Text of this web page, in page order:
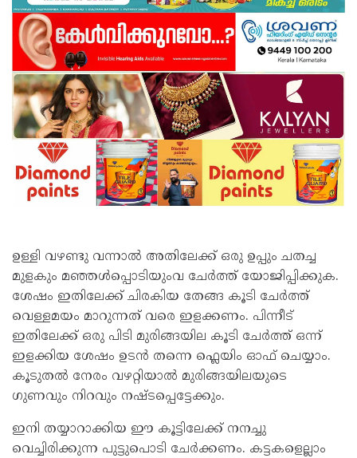
ഉള്ളി വഴണ്ടു വന്നാൽ അതിലേക്ക് ഒരു ഉപ്പും ചതച്ച
മുളകും മഞ്ഞൾപ്പൊടിയുംവ ചേർത്ത് യോജിപ്പിക്കുക.
ശേഷം ഇതിലേക്ക് ചിരകിയ തേങ്ങ കൂടി ചേർത്ത്
വെള്ളമയം മാറുന്നത് വരെ ഇളക്കണം. പിന്നീട്
ഇതിലേക്ക് ഒരു പിടി മുരിങ്ങയില കൂടി ചേർത്ത് ഒന്ന്
ഇളക്കിയ ശേഷം ഉടൻ തന്നെ ഫ്ലെയിം ഓഫ് ചെയ്യാം.
കൂടുതൽ നേരം വഴറ്റിയാൽ മുരിങ്ങയിലയുടെ
ഗുണവും നിറവും നഷ്ടപ്പെട്ടേക്കും.
ഇനി തയ്യാറാക്കിയ ഈ കൂട്ടിലേക്ക് നനച്ചു
വെച്ചിരിക്കുന്ന പുട്ടുപൊടി ചേർക്കണം. കട്ടകളെല്ലാം